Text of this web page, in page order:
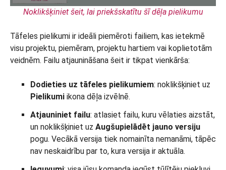
Noklikšķiniet šeit, lai priekšskatītu šī dēļa pielikumu
Tāfeles pielikumi ir ideāli piemēroti failiem, kas ietekmē
visu projektu, piemēram, projektu hartiem vai koplietotām
veidnēm. Failu atjaunināšana šeit ir tikpat vienkārša:
Dodieties uz tāfeles pielikumiem: noklikšķiniet uz
Pielikumi ikona dēļa izvēlnē.
Atjauniniet failu: atlasiet failu, kuru vēlaties aizstāt,
un noklikšķiniet uz Augšupielādēt jauno versiju
pogu. Vecākā versija tiek nomainīta nemanāmi, tāpēc
nav neskaidrību par to, kura versija ir aktuāla.